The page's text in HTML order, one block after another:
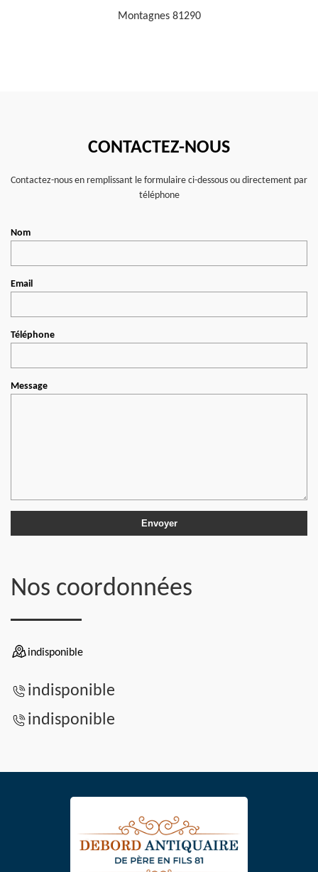
Montagnes 81290
CONTACTEZ-NOUS
Contactez-nous en remplissant le formulaire ci-dessous ou directement par
téléphone
Nom
Email
Téléphone
Message
Nos coordonnées
indisponible
indisponible
indisponible